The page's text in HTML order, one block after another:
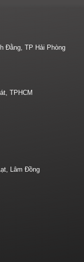
Đằng, TP Hải Phòng
TPHCM
Lâm Đồng